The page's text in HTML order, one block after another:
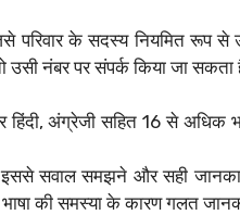
परिवार के सदस्य नियमित रूप से
उसी नंबर पर संपर्क किया जा सकता
हिंदी, अंग्रेजी सहित 16 से अधिक
सवाल समझने और सही
की समस्या के कारण गलत